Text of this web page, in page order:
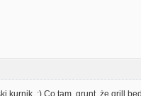
kurnik. :) Co tam, grunt, że grill